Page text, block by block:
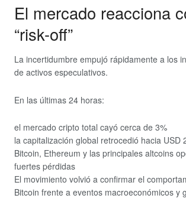
El mercado reacciona
“risk-off”
La incertidumbre empujó rápidamente a los
de activos especulativos.
En las últimas 24 horas:
el mercado cripto total cayó cerca de 3%
la capitalización global retrocedió hacia USD
Bitcoin, Ethereum y las principales altcoins
fuertes pérdidas
El movimiento volvió a confirmar el
Bitcoin frente a eventos macroeconómicos y